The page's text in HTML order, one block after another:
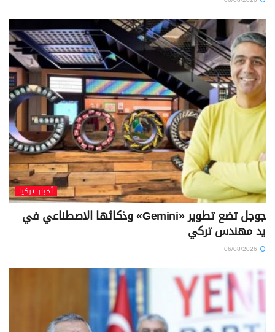
أخبار تركيا
جوجل تضع تطوير «Gemini» وذكائها الاصطناعي في
يد مهندس تركي